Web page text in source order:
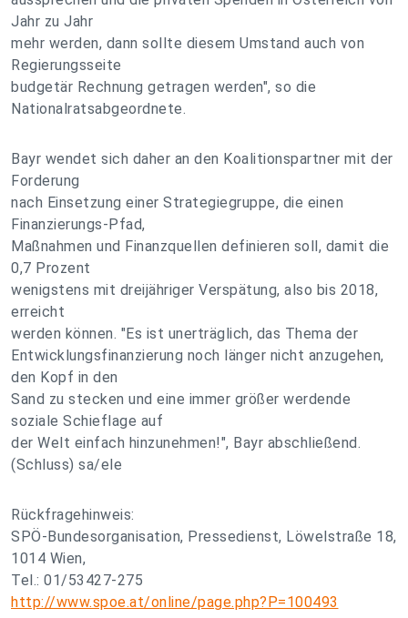
Jahr zu Jahr
mehr werden, dann sollte diesem Umstand auch von
Regierungsseite
budgetär Rechnung getragen werden", so die
Nationalratsabgeordnete.
Bayr wendet sich daher an den Koalitionspartner mit der
Forderung
nach Einsetzung einer Strategiegruppe, die einen
Finanzierungs-Pfad,
Maßnahmen und Finanzquellen definieren soll, damit die
0,7 Prozent
wenigstens mit dreijähriger Verspätung, also bis 2018,
erreicht
werden können. "Es ist unerträglich, das Thema der
Entwicklungsfinanzierung noch länger nicht anzugehen,
den Kopf in den
Sand zu stecken und eine immer größer werdende
soziale Schieflage auf
der Welt einfach hinzunehmen!", Bayr abschließend.
(Schluss) sa/ele
Rückfragehinweis:
SPÖ-Bundesorganisation, Pressedienst, Löwelstraße 18,
1014 Wien,
Tel.: 01/53427-275
http://www.spoe.at/online/page.php?P=100493